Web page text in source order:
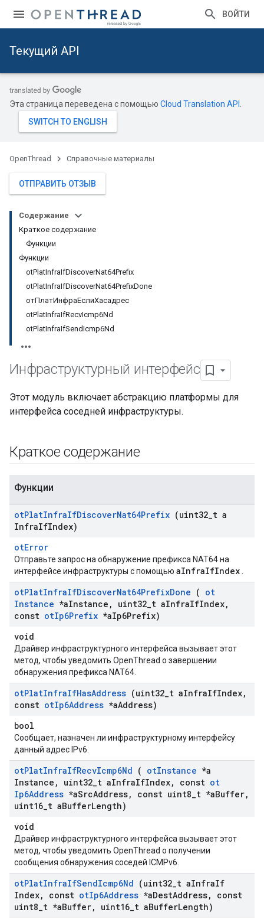
ВОЙТИ
Текущий API
Эта страница переведена с помощью Cloud Translation API
OpenThread Справочные материалы
ОТПРАВИТЬ ОТЗЫВ
Содержание
Краткое содержание
Функции
Функции
otPlatInfraIfDiscoverNat64Prefix
otPlatInfraIfDiscoverNat64PrefixDone
отПлатИнфраЕслиХасадрес
otPlatInfraIfRecvIcmp6Nd
otPlatInfraIfSendIcmp6Nd
Инфраструктурный интерфейс
Этот модуль включает абстракцию платформы для
интерфейса соседней инфраструктуры.
Краткое содержание
Функции
otPlatInfraIfDiscoverNat64Prefix (uint32 t a
InfraIfIndex)
otError
Отправьте запрос на обнаружение префикса NAT64 на
интерфейсе инфраструктуры с помощью aInfraIfIndex
otPlatInfraIfDiscoverNat64PrefixDone ( ot
Instance *aInstance , uint32 t aInfraIfIndex,
const otIp6Prefix *aIp6Prefix)
void
Драйвер инфраструктурного интерфейса вызывает этот
метод, чтобы уведомить OpenThread о завершении
обнаружения префикса NAT64.
otPlatInfraIfHasAddress (uint32 t aInfraIfIndex,
const otIp6Address *aAddress)
bool
Сообщает, назначен ли инфраструктурному интерфейсу
данный адрес IPv6.
otPlatInfraIfRecvIcmp6Nd ( otInstance *a
Instance , uint32 t aInfraIfIndex, const ot
Ip6Address *aSrcAddress, const uint8 t *aBuffer,
uint16 t aBufferLength)
void
Драйвер инфраструктурного интерфейса вызывает этот
метод, чтобы уведомить OpenThread о получении
сообщения обнаружения соседей ICMPv6.
otPlatInfraIfSendIcmp6Nd (uint32 t aInfraIf
Index, const otIp6Address *aDestAddress,
const
uint8 t *aBuffer, uint16 t aBufferLength)